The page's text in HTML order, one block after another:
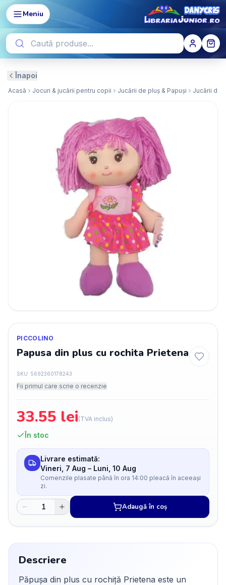
Meniu
Înapoi
Acasă Jocuri & jucării pentru copii Jucării de pluș & Papuși Jucării de
PICCOLINO
Papusa din plus cu rochita Prietena
SKU: 5692360178243
Fii primul care scrie o recenzie
33.55 lei(TVA inclus)
În stoc
Livrare estimată:
Vineri, 7 Aug – Luni, 10 Aug
Comenzile plasate până în ora 14:00 pleacă în aceeași
zi.
Adaugă în coș
Descriere
Păpușa din plus cu rochiță Prietena este un